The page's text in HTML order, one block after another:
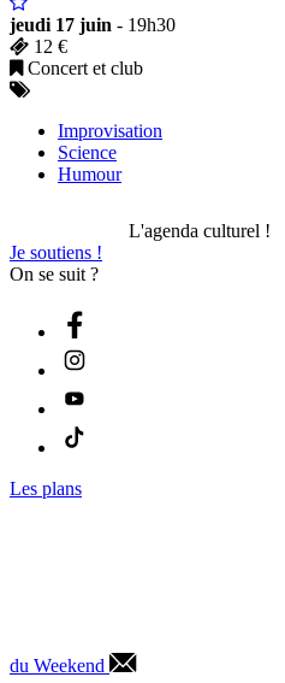
jeudi 17 juin - 19h30
12 €
Concert et club
Improvisation
Science
Humour
L'agenda culturel !
Je soutiens !
On se suit ?
Les plans
du Weekend